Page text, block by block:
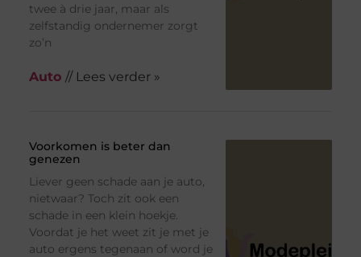
twee à drie jaar, maar als
zelfstandig ondernemer zorgt
zo’n
Auto // Lees verder »
Voorkomen is beter dan
genezen
Liever geen schade aan je auto,
nietwaar? Toch zit ook een
schade in een klein hoekje.
Voordat je het weet zit je met je
auto ergens tegenaan of word je